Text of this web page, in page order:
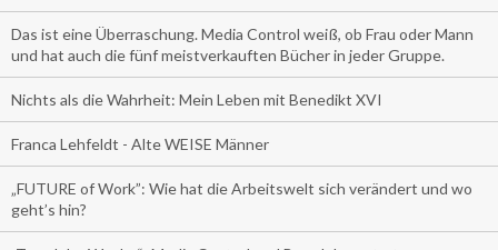
Das ist eine Überraschung. Media Control weiß, ob Frau oder Mann
und hat auch die fünf meistverkauften Bücher in jeder Gruppe.
Nichts als die Wahrheit: Mein Leben mit Benedikt XVI
Franca Lehfeldt - Alte WEISE Männer
„FUTURE of Work”: Wie hat die Arbeitswelt sich verändert und wo
geht’s hin?